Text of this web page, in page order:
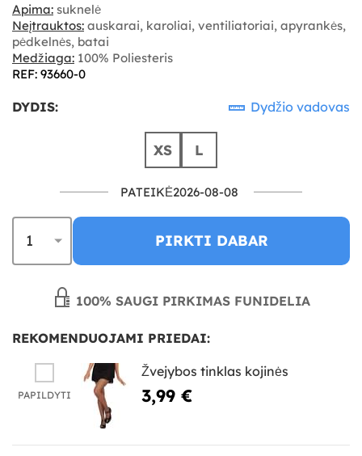
Apima: suknelė
Neįtrauktos: auskarai, karoliai, ventiliatoriai, apyrankės,
pėdkelnės, batai
Medžiaga: 100% Poliesteris
REF: 93660-0
DYDIS: Dydžio vadovas
XS L
PATEIKĖ2026-08-08
PIRKTI DABAR
100% SAUGI PIRKIMAS FUNIDELIA
REKOMENDUOJAMI PRIEDAI:
PAPILDYTI
Žvejybos tinklas kojinės
3,99 €